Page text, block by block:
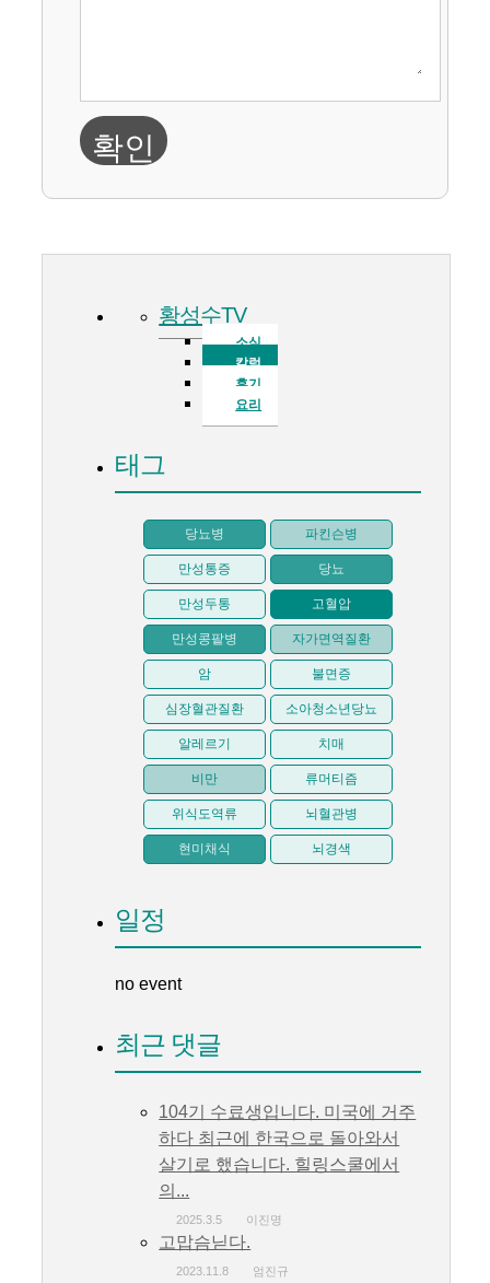
확인
황성수TV
소식
칼럼
후기
요리
태그
당뇨병 파킨슨병
만성통증 당뇨
만성두통 고혈압
만성콩팥병 자가면역질환
암 불면증
심장혈관질환 소아청소년당뇨
알레르기 치매
비만 류머티즘
위식도역류 뇌혈관병
현미채식 뇌경색
일정
no event
최근 댓글
104기 수료생입니다. 미국에 거주
하다 최근에 한국으로 돌아와서
살기로 했습니다. 힐링스쿨에서
의...
2025.3.5 이진명
고맙슴닏다.
2023.11.8 엄진규